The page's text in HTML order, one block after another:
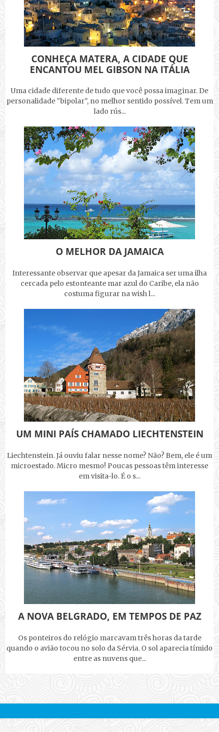
CONHEÇA MATERA, A CIDADE QUE
ENCANTOU MEL GIBSON NA ITÁLIA
Uma cidade diferente de tudo que você possa imaginar. De
personalidade "bipolar", no melhor sentido possível. Tem um
lado rús...
O MELHOR DA JAMAICA
Interessante observar que apesar da Jamaica ser uma ilha
cercada pelo estonteante mar azul do Caribe, ela não
costuma figurar na wish l...
UM MINI PAÍS CHAMADO LIECHTENSTEIN
Liechtenstein. Já ouviu falar nesse nome? Não? Bem, ele é um
microestado. Micro mesmo! Poucas pessoas têm interesse
em visita-lo. É o s...
A NOVA BELGRADO, EM TEMPOS DE PAZ
Os ponteiros do relógio marcavam três horas da tarde
quando o avião tocou no solo da Sérvia. O sol aparecia tímido
entre as nuvens que...